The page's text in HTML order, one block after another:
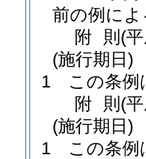
前の例によ
附 則 (
(施行期日)
1
この条例
附 則 (
(施行期日)
1
この条例